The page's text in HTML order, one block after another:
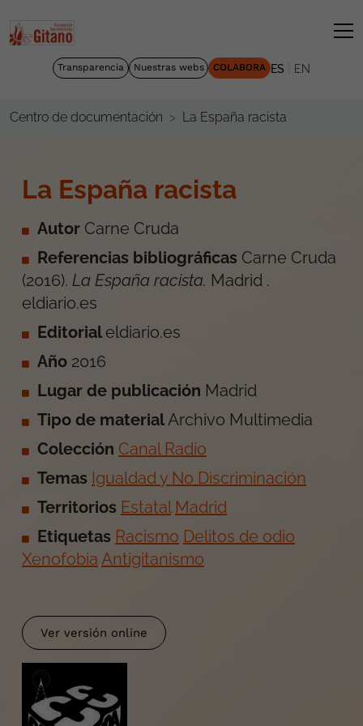
Transparencia Nuestras webs COLABORA ES EN
Centro de documentación La España racista
La España racista
Autor Carne Cruda
Referencias bibliográficas Carne Cruda
(2016). La España racista. Madrid .
eldiario.es
Editorial eldiario.es
Año 2016
Lugar de publicación Madrid
Tipo de materialArchivo Multimedia
Colección Canal Radio
Temas Igualdad y No Discriminación
Territorios Estatal Madrid
Etiquetas Racismo Delitos de odio
Xenofobia Antigitanismo
Ver versión online